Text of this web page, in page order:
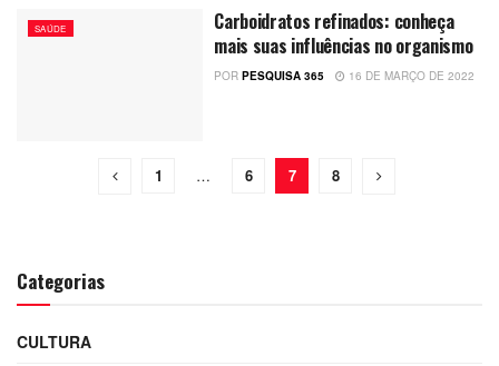
SAÚDE
Carboidratos refinados: conheça
mais suas influências no organismo
POR PESQUISA 365 16 DE MARÇO DE 2022
1 … 6 7 8
Categorias
CULTURA